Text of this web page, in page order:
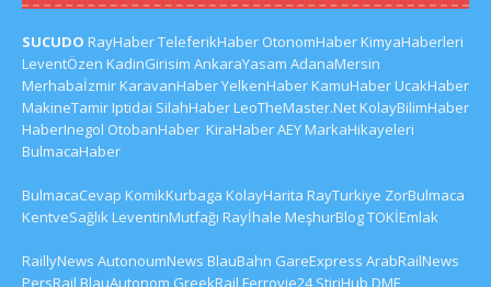
SUCUDO RayHaberTeleferikHaber OtonomHaberKimyaHaberleri
LeventÖzen KadinGirisim AnkaraYasam AdanaMersin
MerhabaİzmirKaravanHaberYelkenHaberKamuHaberUcakHaber
MakineTamirIptidai SilahHaberLeoTheMaster.NetKolayBilimHaber
HaberInegol OtobanHaber KiraHaberAEYMarkaHikayeleri
BulmacaHaber
BulmacaCevap KomikKurbaga KolayHarita RayTurkiye ZorBulmaca
KentveSağlıkLeventinMutfağı Rayİhale MeşhurBlogTOKİEmlak
RaillyNews AutonoumNews BlauBahn GareExpress ArabRailNews
PersRail BlauAutonom GreekRail Ferrovie24 StiriHub DME